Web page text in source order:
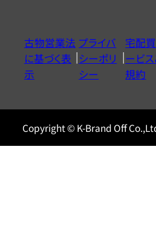
ヤ
ル
0120604117
古物営業法
に基づく表
示
プライバ
シーポリ
シー
宅配
ービ
規約
Copyright © K-Brand Off